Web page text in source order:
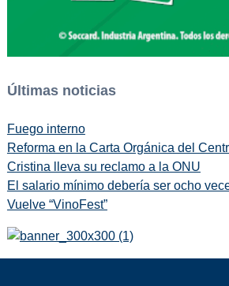
Últimas noticias
Fuego interno
Reforma en la Carta Orgánica del
Cristina lleva su reclamo a la ONU
El salario mínimo debería ser ocho
Vuelve “VinoFest”